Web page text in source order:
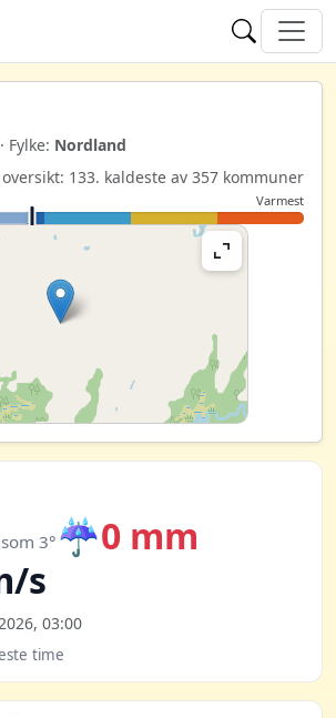
· Fylke: Nordland
133. kaldeste av 357 kommuner
Varmest
3° ☔0 mm
s
03:00
time